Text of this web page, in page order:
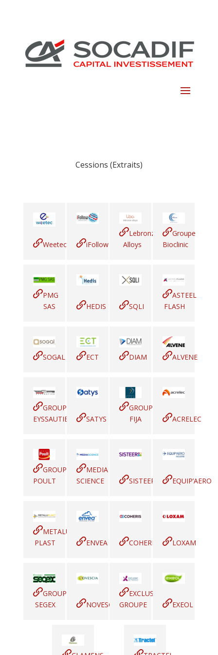
Cessions (Extraits)
Weetec iFollow
Lebronze
Alloys
Groupe
Bioclinic
PMG
SAS
HEDIS SQLI
ASTEEL
FLASH
SOGAL ECT DIAM ALVENE
GROUPE
EYSSAUTIER
SATYS
GROUPE
FIJA
ACRELEC
GROUPE
POULT
MEDIA
SCIENCE
SISTEER EQUIP’AERO
METALU
PLAST
ENVEA COHERIS LOXAM
GROUPE
SEGEX
NOVESCIA
EXCLUSIVE
GROUPE
EXEOL